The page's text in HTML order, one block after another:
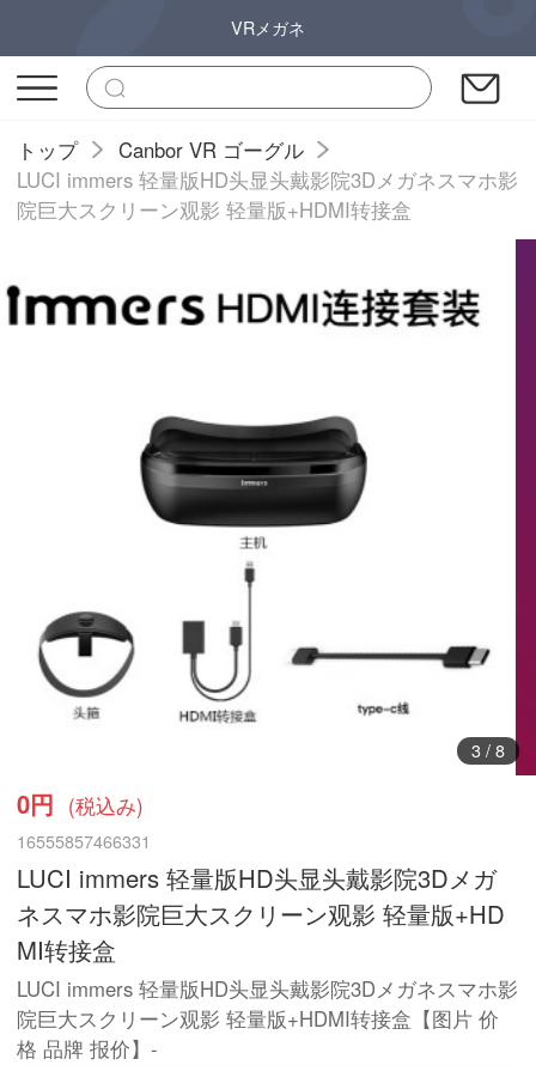
VRメガネ
トップ
Canbor VR ゴーグル
LUCI immers 轻量版HD头显头戴影院3Dメガネスマホ影
院巨大スクリーン观影 轻量版+HDMI转接盒
3/ 8
0円 (税込み)
16555857466331
LUCI immers 轻量版HD头显头戴影院3Dメガ
ネスマホ影院巨大スクリーン观影 轻量版+HD
MI转接盒
LUCI immers 轻量版HD头显头戴影院3Dメガネスマホ影
院巨大スクリーン观影 轻量版+HDMI转接盒【图片 价
格 品牌 报价】-